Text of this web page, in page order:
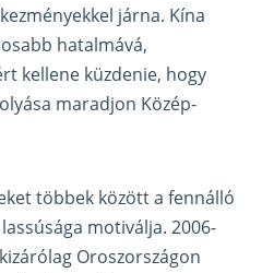
járna. Kína
hatalmává,
kellene küzdenie, hogy
maradjon Közép-
többek között a fennálló
motiválja. 2006-
Oroszországon